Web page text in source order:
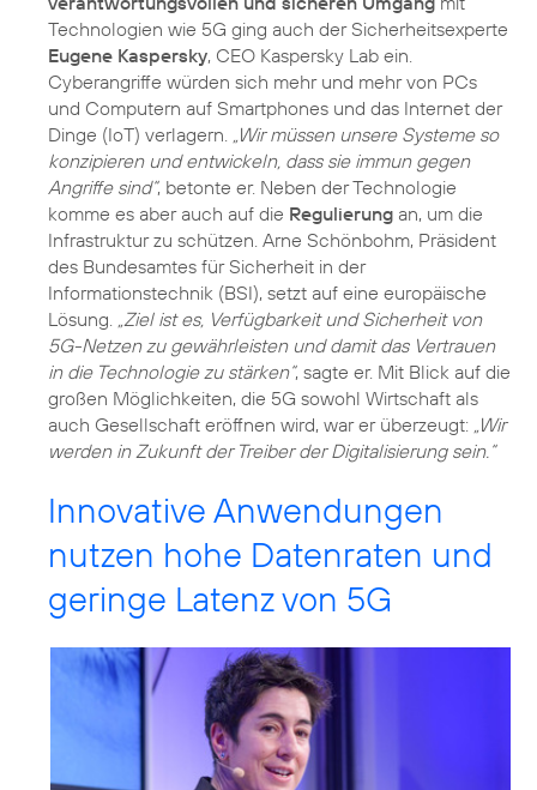
Technologien wie 5G ging auch der Sicherheitsexperte
Eugene Kaspersky, CEO Kaspersky Lab ein.
Cyberangriffe würden sich mehr und mehr von PCs
und Computern auf Smartphones und das Internet der
Dinge (IoT) verlagern. „Wir müssen unsere Systeme so
konzipieren und entwickeln, dass sie immun gegen
Angriffe sind“, betonte er. Neben der Technologie
komme es aber auch auf die Regulierung an, um die
Infrastruktur zu schützen. Arne Schönbohm, Präsident
des Bundesamtes für Sicherheit in der
Informationstechnik (BSI), setzt auf eine europäische
Lösung. „Ziel ist es, Verfügbarkeit und Sicherheit von
5G-Netzen zu gewährleisten und damit das Vertrauen
in die Technologie zu stärken“, sagte er. Mit Blick auf die
großen Möglichkeiten, die 5G sowohl Wirtschaft als
auch Gesellschaft eröffnen wird, war er überzeugt: „Wir
werden in Zukunft der Treiber der Digitalisierung sein.“
Innovative Anwendungen
nutzen hohe Datenraten und
geringe Latenz von 5G